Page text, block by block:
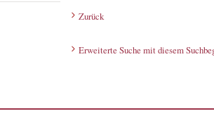
Zurück
Erweiterte Suche mit diesem